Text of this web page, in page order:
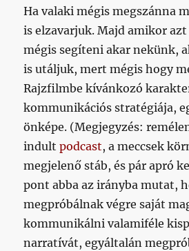
Ha valaki mégis megszánna
is elzavarjuk. Majd amikor
mégis segíteni akar nekünk,
is utáljuk, mert mégis hogy
Rajzfilmbe kívánkozó
kommunikációs stratégiája,
önképe. (Megjegyzés:
indultpodcast, a meccsek
megjelenő stáb, és pár apró
pont abba az irányba mutat,
megpróbálnak végre saját
kommunikálni valamiféle
narratívát, egyáltalán